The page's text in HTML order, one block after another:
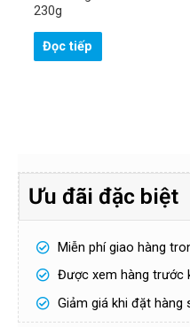
230g
Đọc tiếp
Ưu đãi đặc biệt
Miễn phí giao hàng
Được xem hàng trước
Giảm giá khi đặt hàng